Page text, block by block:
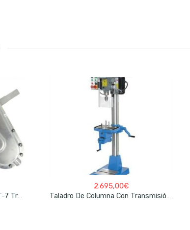
2.695,00€